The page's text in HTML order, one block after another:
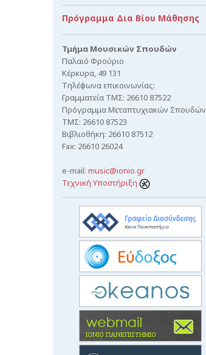
Πρόγραμμα Δια Βίου Μάθησης
Τμήμα Μουσικών Σπουδών
Παλαιό Φρούριο
Κέρκυρα, 49 131
Τηλέφωνα επικοινωνίας:
Γραμματεία ΤΜΣ: 26610 87522
Πρόγραμμα Μεταπτυχιακών Σπουδών
ΤΜΣ: 26610 87523
Βιβλιοθήκη: 26610 87512
Fax: 26610 26024
e-mail: music@ionio.gr
Τεχνική Υποστήριξη